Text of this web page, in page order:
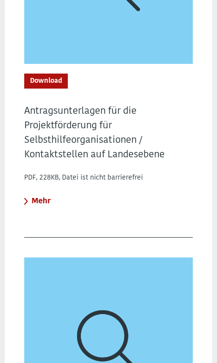
Download
Antragsunterlagen für die
Projektförderung für
Selbsthilfeorganisationen /
Kontaktstellen auf Landesebene
PDF, 228KB, Datei ist nicht barrierefrei
Mehr